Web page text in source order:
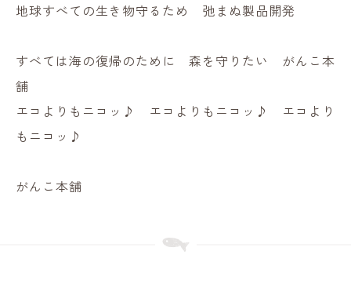
地球すべての生き物守るため 弛まぬ製品開発
すべては海の復帰のために 森を守りたい がんこ本
舗
エコよりもニコッ♪ エコよりもニコッ♪ エコより
もニコッ♪
がんこ本舗